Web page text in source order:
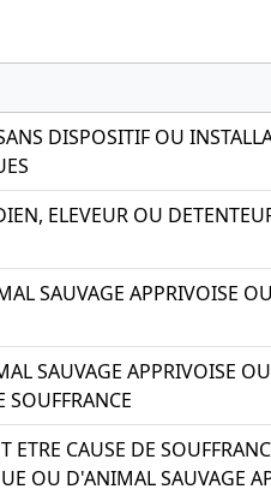
DISPOSITIF OU
ELEVEUR OU
SAUVAGE APPRIVOISE
SAUVAGE APPRIVOISE
CAUSE DE
OU D'ANIMAL SAUVAGE